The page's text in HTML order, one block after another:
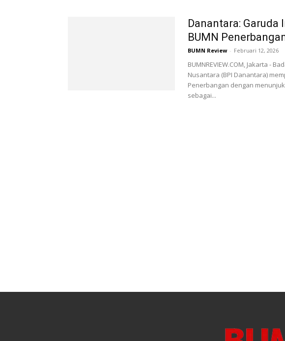
Danantara:
BUMN
BUMN Review - Februari 12, 2026
BUMNREVIEW.COM, Jakarta -
Nusantara (BPI Danantara)
Penerbangan dengan
sebagai...